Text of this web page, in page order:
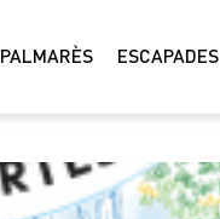
PALMARÈS ESCAPADES